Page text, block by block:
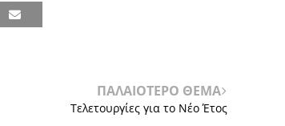
ΠΑΛΑΙΟΤΕΡΟ ΘΕΜΑ
Τελετουργίες για το Νέο Έτος